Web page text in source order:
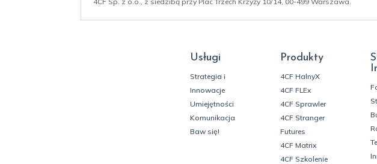
Usługi
Strategia i
Innowacje
Umiejętności
Komunikacja
Baw się!
Produkty
4CF HalnyX
4CF FLEx
4CF Sprawler
4CF Stranger
Futures
4CF Matrix
4CF Szkolenie